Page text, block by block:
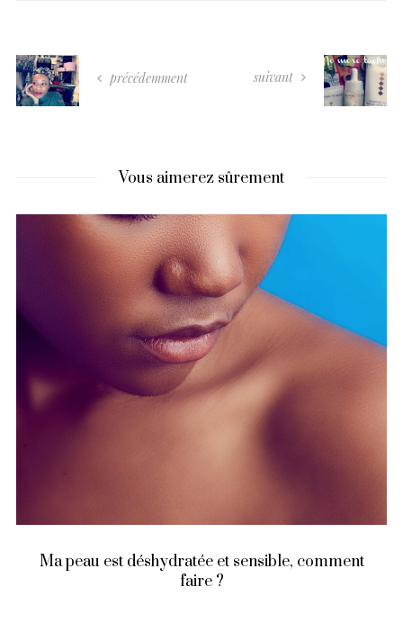
précédemment suivant
Vous aimerez sûrement
Ma peau est déshydratée et sensible, comment
faire ?